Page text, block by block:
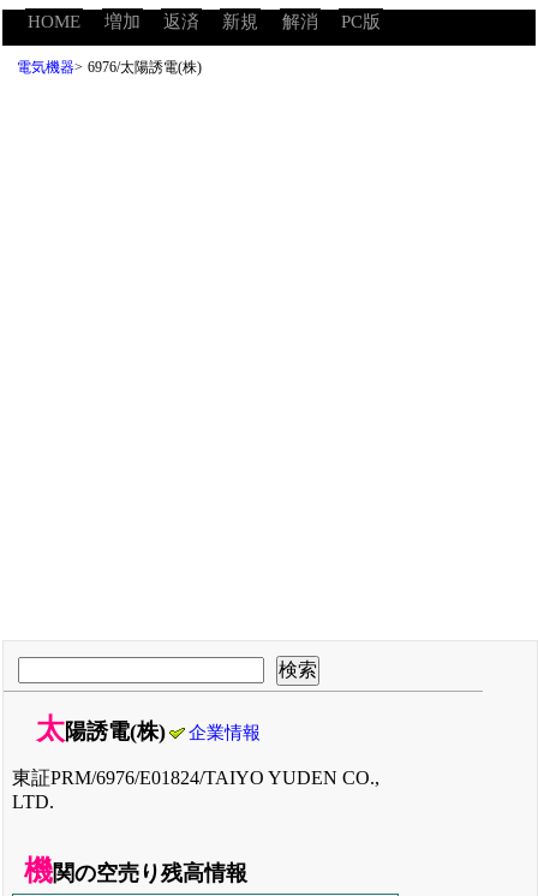
HOME 増加 返済 新規 解消 PC版
電気機器> 6976/太陽誘電(株)
太陽誘電(株) 企業情報
東証PRM/6976/E01824/TAIYO YUDEN CO.,
LTD.
機関の空売り残高情報